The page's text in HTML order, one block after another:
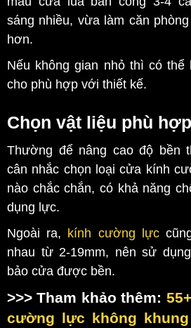
sáng nhiều, vừa làm căn
hơn.
Nếu không gian nhỏ thì có thể
cho phù hợp với thiết kế.
Chọn vật liệu phù hợp
Thường để nâng cao độ bền
cân nhắc chọn loại cửa kính
nào chắc chắn, có khả năng
dụng lực.
Ngoài ra, kính cường lực
nhau từ 2-19mm, nên sử
bảo cửa được bền.
>>> Tham khảo thêm:
cường lực không